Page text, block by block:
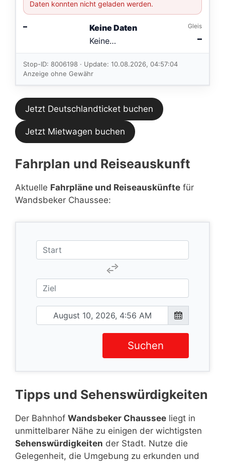
Daten konnten nicht geladen werden.
–
Keine Daten
Keine
Verbindungen
im aktuellen
Feed.
Gleis
–
Stop-ID: 8006198 · Update: 10.08.2026, 04:57:04
Anzeige ohne Gewähr
Jetzt Deutschlandticket buchen
Jetzt Mietwagen buchen
Fahrplan und Reiseauskunft
Aktuelle Fahrpläne und Reiseauskünfte für
Wandsbeker Chaussee:
Suchen
Tipps und Sehenswürdigkeiten
Der Bahnhof Wandsbeker Chaussee liegt in
unmittelbarer Nähe zu einigen der wichtigsten
Sehenswürdigkeiten der Stadt. Nutze die
Gelegenheit, die Umgebung zu erkunden und